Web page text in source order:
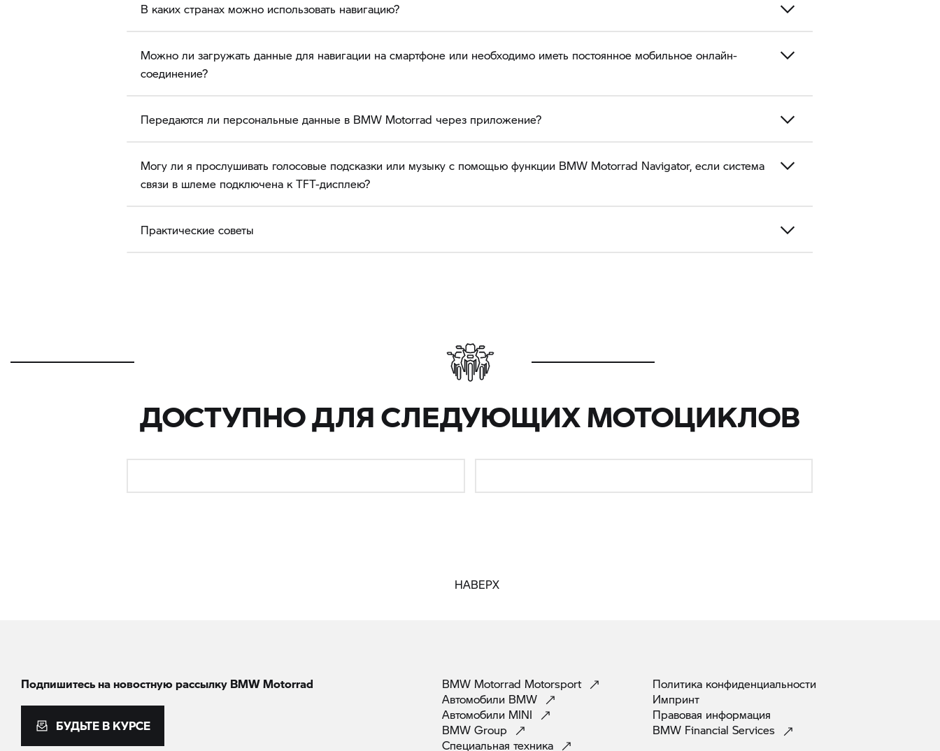
В каких странах можно использовать навигацию?
Можно ли загружать данные для навигации на смартфоне или необходимо иметь постоянное мобильное онлайн-
соединение?
Передаются ли персональные данные в BMW Motorrad через приложение?
Могу ли я прослушивать голосовые подсказки или музыку с помощью функции BMW Motorrad Navigator, если система
связи в шлеме подключена к TFT-дисплею?
Практические советы
ДОСТУПНО ДЛЯ СЛЕДУЮЩИХ МОТОЦИКЛОВ
НАВЕРХ
Подпишитесь на новостную рассылку BMW Motorrad
БУДЬТЕ В КУРСЕ
BMW Motorrad Motorsport
Автомобили BMW
Автомобили MINI
BMW Group
Специальная техника
Политика конфиденциальности
Импринт
Правовая информация
BMW Financial Services